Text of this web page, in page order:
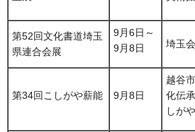
第52回文化書道埼玉
県連合会展
9月6日～
9月8日
埼玉
第34回こしがや薪能 9月8日
越谷
化伝
しが